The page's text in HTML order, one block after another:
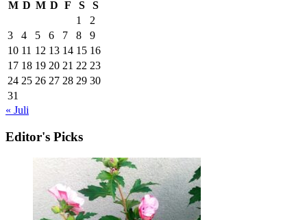
M D M D F S
S
1
2
3
4 5 6 7 8
9
10 11 12 13 14 15 16
17 18 19 20 21 22 23
24 25 26 27 28 29 30
31
« Juli
Editor's Picks